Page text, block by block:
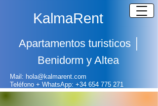
KalmaRent
Apartamentos turisticos
Benidorm y Altea
Mail: hola@kalmarent.com
Teléfono + WhatsApp: +34 654 775 271